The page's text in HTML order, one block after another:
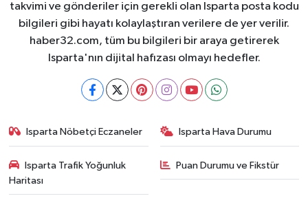
takvimi ve gönderiler için gerekli olan Isparta posta kodu
bilgileri gibi hayatı kolaylaştıran verilere de yer verilir.
haber32.com, tüm bu bilgileri bir araya getirerek
Isparta'nın dijital hafızası olmayı hedefler.
Isparta Nöbetçi Eczaneler Isparta Hava Durumu
Isparta Trafik Yoğunluk
Haritası
Puan Durumu ve Fikstür